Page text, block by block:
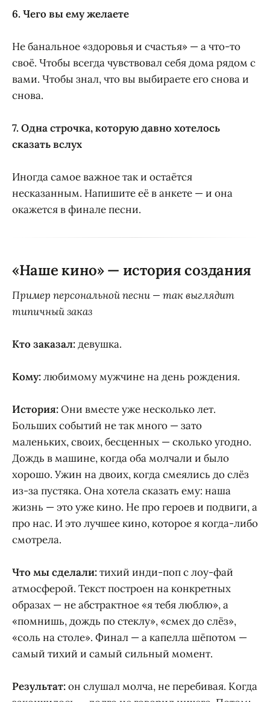
6. Чего вы ему желаете
Не банальное «здоровья и счастья» — а что-то
своё. Чтобы всегда чувствовал себя дома рядом с
вами. Чтобы знал, что вы выбираете его снова и
снова.
7. Одна строчка, которую давно хотелось
сказать вслух
Иногда самое важное так и остаётся
несказанным. Напишите её в анкете — и она
окажется в финале песни.
«Наше кино» — история создания
Пример персональной песни — так выглядит
типичный заказ
Кто заказал:девушка.
Кому:любимому мужчине на день рождения.
История:Они вместе уже несколько лет.
Больших событий не так много — зато
маленьких, своих, бесценных — сколько угодно.
Дождь в машине, когда оба молчали и было
хорошо. Ужин на двоих, когда смеялись до слёз
из-за пустяка. Она хотела сказать ему: наша
жизнь — это уже кино. Не про героев и подвиги, а
про нас. И это лучшее кино, которое я когда-либо
смотрела.
Что мы сделали:тихий инди-поп с лоу-фай
атмосферой. Текст построен на конкретных
образах — не абстрактное «я тебя люблю», а
«помнишь, дождь по стеклу», «смех до слёз»,
«соль на столе». Финал — а капелла шёпотом —
самый тихий и самый сильный момент.
Результат:он слушал молча, не перебивая. Когда